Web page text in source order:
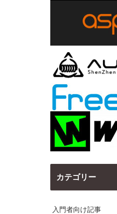
カテゴリー
入門者向け記事